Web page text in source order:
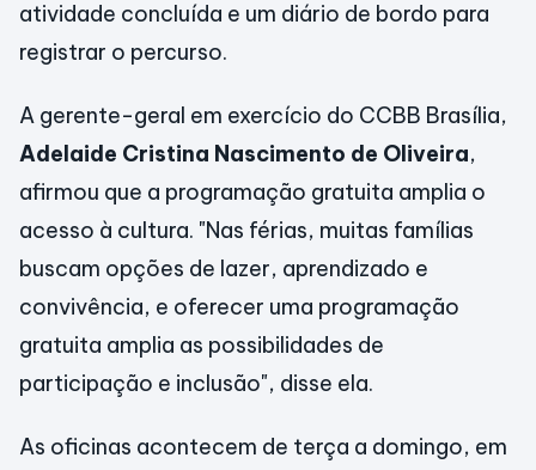
atividade concluída e um diário de bordo para
registrar o percurso.
A gerente-geral em exercício do CCBB Brasília,
Adelaide Cristina Nascimento de Oliveira,
afirmou que a programação gratuita amplia o
acesso à cultura. "Nas férias, muitas famílias
buscam opções de lazer, aprendizado e
convivência, e oferecer uma programação
gratuita amplia as possibilidades de
participação e inclusão", disse ela.
As oficinas acontecem de terça a domingo, em